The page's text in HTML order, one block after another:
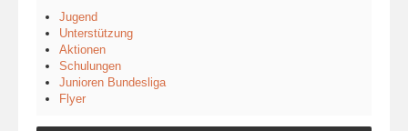
Jugend
Unterstützung
Aktionen
Schulungen
Junioren Bundesliga
Flyer